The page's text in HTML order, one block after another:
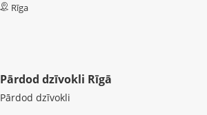
Rīga
Pārdod dzīvokli Rīgā
Pārdod dzīvokli